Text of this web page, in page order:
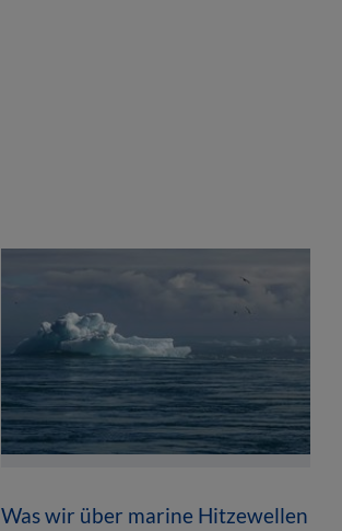
Was wir über marine Hitzewellen